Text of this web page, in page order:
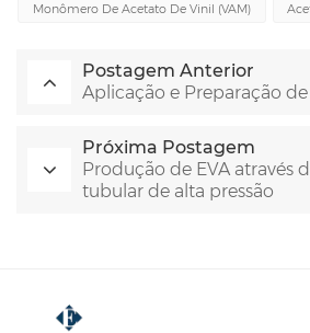
Monômero De Acetato De Vinil (VAM)
Postagem Anterior
Aplicação e Preparação
Próxima Postagem
Produção de EVA através
tubular de alta pressão